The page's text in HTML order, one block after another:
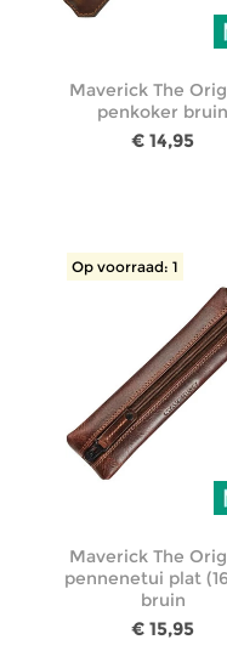
Maverick The
penkoker bruin
€ 14,95
Op voorraad: 1
Maverick The
pennenetui plat
bruin
€ 15,95